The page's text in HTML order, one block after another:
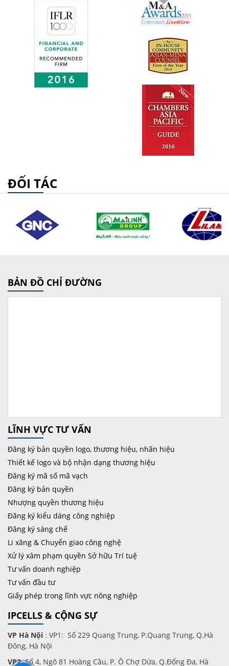
ĐỐI TÁC
BẢN ĐỒ CHỈ ĐƯỜNG
LĨNH VỰC TƯ VẤN
Đăng ký bản quyền logo, thương hiệu, nhãn hiệu
Thiết kế logo và bộ nhận dạng thương hiệu
Đăng ký mã số mã vạch
Đăng ký bản quyền
Nhượng quyền thương hiệu
Đăng ký kiểu dáng công nghiệp
Đăng ký sáng chế
Li xăng & Chuyển giao công nghệ
Xử lý xâm phạm quyền Sở hữu Trí tuệ
Tư vấn doanh nghiệp
Tư vấn đầu tư
Giấy phép trong lĩnh vực nông nghiệp
IPCELLS & CỘNG SỰ
VP Hà Nội : VP1: Số 229 Quang Trung, P.Quang Trung, Q.Hà
Đông, Hà Nội
VP2: Số 4, Ngõ 81 Hoàng Cầu, P. Ô Chợ Dừa, Q.Đống Đa, Hà